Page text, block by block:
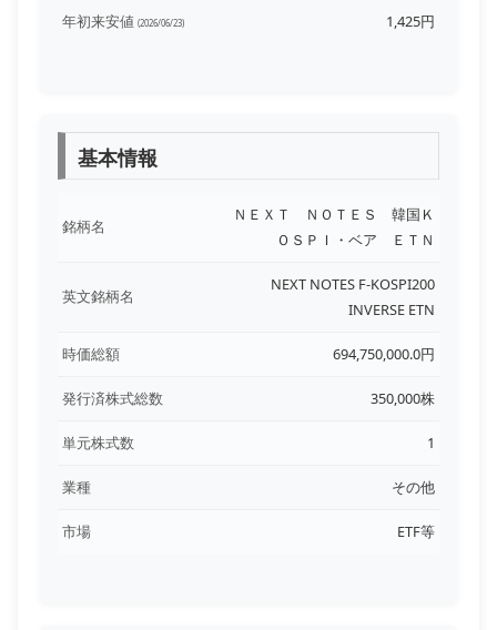
年初来安値 (2026/06/23) 1,425円
基本情報
銘柄名
ＮＥＸＴ ＮＯＴＥＳ 韓国Ｋ
ＯＳＰＩ・ベア ＥＴＮ
英文銘柄名
NEXT NOTES F-KOSPI200
INVERSE ETN
時価総額 694,750,000.0円
発行済株式総数 350,000株
単元株式数 1
業種 その他
市場 ETF等